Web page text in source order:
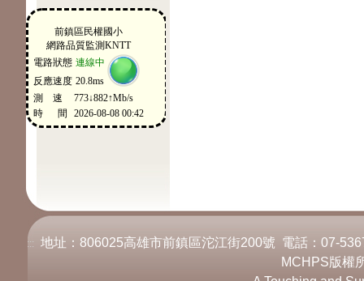
:::
地址：806025高雄市前鎮區沱江街200號 電話：07-
MCHPS版權